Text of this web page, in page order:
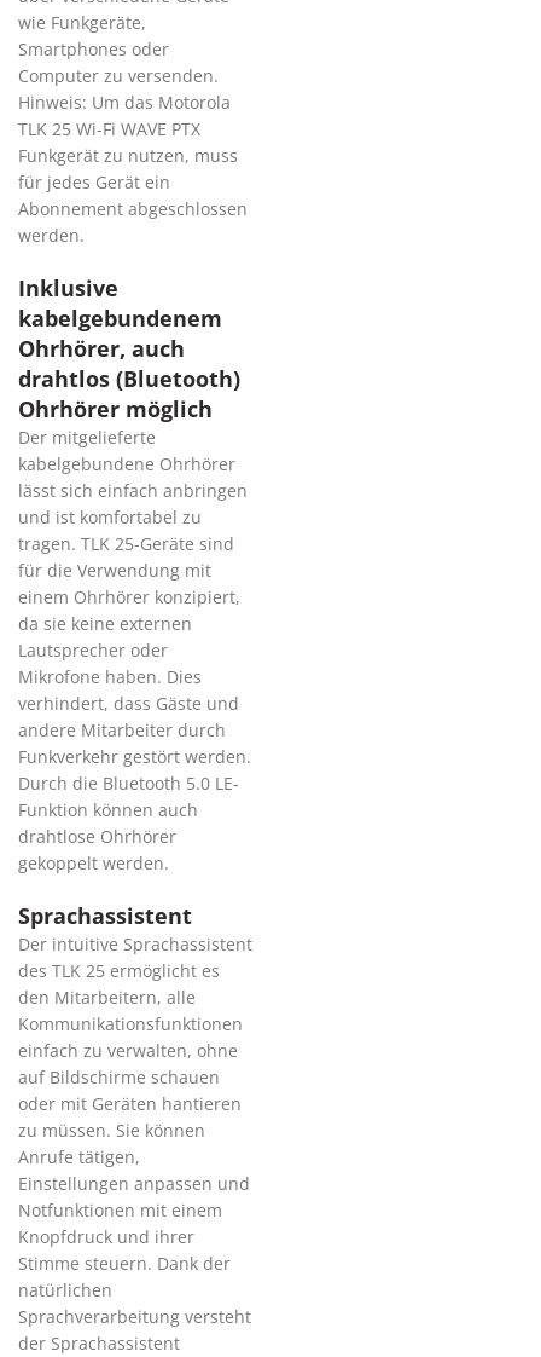
wie Funkgeräte,
Smartphones oder
Computer zu versenden.
Hinweis: Um das Motorola
TLK 25 Wi-Fi WAVE PTX
Funkgerät zu nutzen, muss
für jedes Gerät ein
Abonnement abgeschlossen
werden.
Inklusive
kabelgebundenem
Ohrhörer, auch
drahtlos (Bluetooth)
Ohrhörer möglich
Der mitgelieferte
kabelgebundene Ohrhörer
lässt sich einfach anbringen
und ist komfortabel zu
tragen. TLK 25-Geräte sind
für die Verwendung mit
einem Ohrhörer konzipiert,
da sie keine externen
Lautsprecher oder
Mikrofone haben. Dies
verhindert, dass Gäste und
andere Mitarbeiter durch
Funkverkehr gestört werden.
Durch die Bluetooth 5.0 LE-
Funktion können auch
drahtlose Ohrhörer
gekoppelt werden.
Sprachassistent
Der intuitive Sprachassistent
des TLK 25 ermöglicht es
den Mitarbeitern, alle
Kommunikationsfunktionen
einfach zu verwalten, ohne
auf Bildschirme schauen
oder mit Geräten hantieren
zu müssen. Sie können
Anrufe tätigen,
Einstellungen anpassen und
Notfunktionen mit einem
Knopfdruck und ihrer
Stimme steuern. Dank der
natürlichen
Sprachverarbeitung versteht
der Sprachassistent